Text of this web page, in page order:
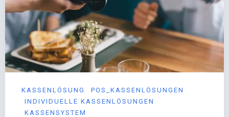
KASSENLÖSUNG
POS_KASSENLÖSUNGEN
INDIVIDUELLE KASSENLÖSUNGEN
KASSENSYSTEM